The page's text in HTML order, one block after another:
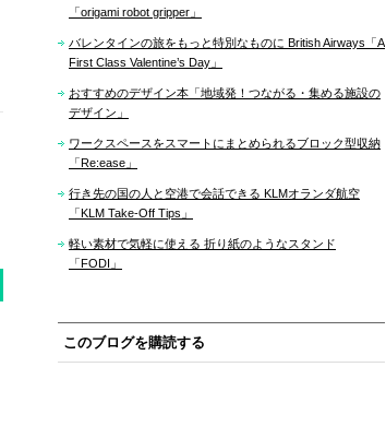
「origami robot gripper」
バレンタインの旅をもっと特別なものに British Airways「A
First Class Valentine’s Day」
おすすめのデザイン本「地域発！つながる・集める施設の
デザイン」
ワークスペースをスマートにまとめられるブロック型収納
「Re:ease」
行き先の国の人と空港で会話できる KLMオランダ航空
「KLM Take-Off Tips」
軽い素材で気軽に使える 折り紙のようなスタンド
「FODI」
このブログを購読する